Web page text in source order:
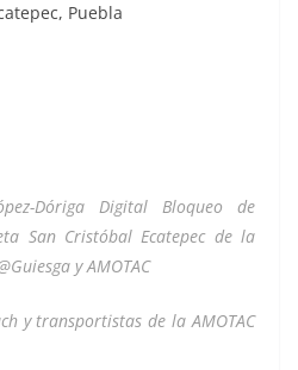
Puebla
Dóriga Digital Bloqueo de
San Cristóbal Ecatepec de la
y AMOTAC
y transportistas de la AMOTAC